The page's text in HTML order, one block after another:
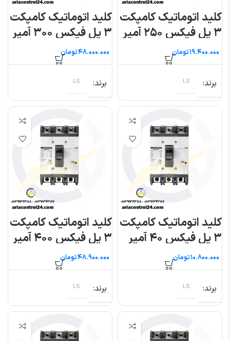
کلید اتوماتیک کامپکت
۳ پل فیکس ۲۵۰ آمپر
(متاسول) ال اس
تومان
برند LS
کلید اتوماتیک کامپکت
۳ پل فیکس ۳۰۰ آمپر
(متاسول) ال اس
تومان
برند LS
کلید اتوماتیک کامپکت
۳ پل فیکس ۴۰ آمپر
(متاسول) ال اس
تومان
برند LS
کلید اتوماتیک کامپکت
۳ پل فیکس ۴۰۰ آمپر
(متاسول) ال اس
تومان
برند LS